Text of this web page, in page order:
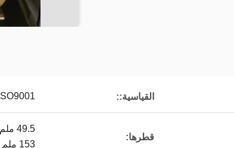
القياسية:: ISO9001
قطرها:
153 ملم